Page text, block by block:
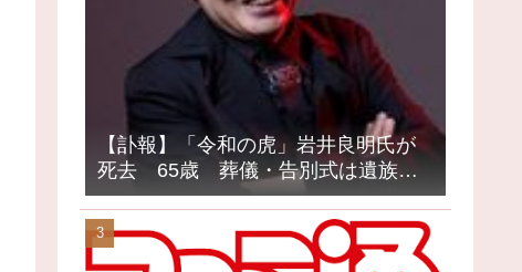
【訃報】「令和の虎」岩井良明氏が
死去 65歳 葬儀・告別式は遺族の
意向で密葬